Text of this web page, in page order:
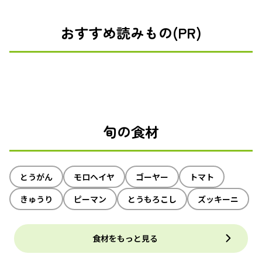
おすすめ読みもの(PR)
旬の食材
とうがん モロヘイヤ ゴーヤー
トマト
きゅうり
ピーマン とうもろこし ズッキーニ
食材をもっと見る